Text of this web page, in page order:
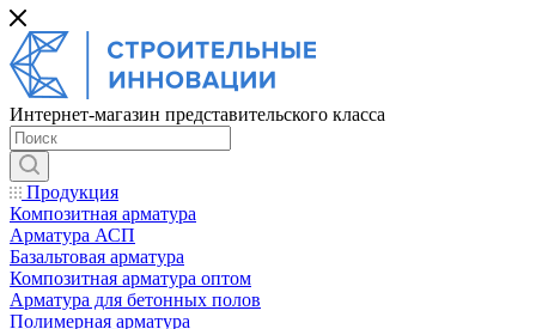
Интернет-магазин представительского класса
Продукция
Композитная арматура
Арматура АСП
Базальтовая арматура
Композитная арматура оптом
Арматура для бетонных полов
Полимерная арматура